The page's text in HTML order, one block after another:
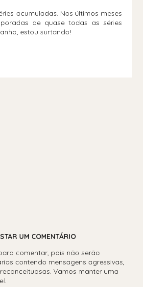
acumuladas. Nos últimos meses
de quase todas as séries
estou surtando!
UM COMENTÁRIO
comentar, pois não serão
contendo mensagens agressivas,
Vamos manter uma